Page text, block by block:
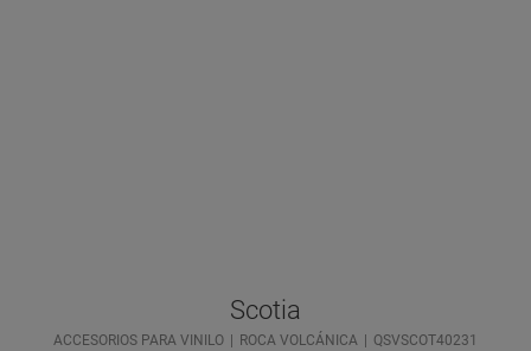
Scotia
ACCESORIOS PARA VINILO ROCA VOLCÁNICA QSVSCOT40231